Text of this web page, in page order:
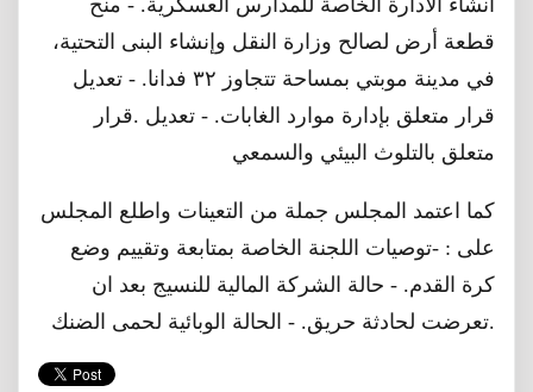
انشاء الادارة الخاصة للمدارس العسكرية. - منح
قطعة أرض لصالح وزارة النقل وإنشاء البنى التحتية،
في مدينة موبتي بمساحة تتجاوز ٣٢ فدانا. - تعديل
قرار متعلق بإدارة موارد الغابات. - تعديل .قرار
متعلق بالتلوث البيئي والسمعي
كما اعتمد المجلس جملة من التعينات واطلع المجلس
على : -توصيات اللجنة الخاصة بمتابعة وتقييم وضع
كرة القدم. - حالة الشركة المالية للنسيج بعد ان
تعرضت لحادثة حريق. - الحالة الوبائية لحمى الضنك.